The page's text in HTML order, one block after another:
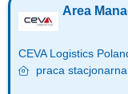
zaangażowania.
wskaźników
Area
CEVA Logistics
praca stacjonarna